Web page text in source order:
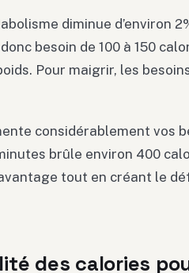
diminue d’environ
besoin de 100 à 150
Pour maigrir, les
considérablement vos
brûle environ 400
tout en créant le
des calories